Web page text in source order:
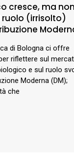
cresce, ma non
ruolo (irrisolto)
di Bologna ci offre
riflettere sul
e sul ruolo
Moderna (DM);
che